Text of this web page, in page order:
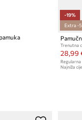
-19%
Extra -
Trenutna
28,99
Regularna
Najniža